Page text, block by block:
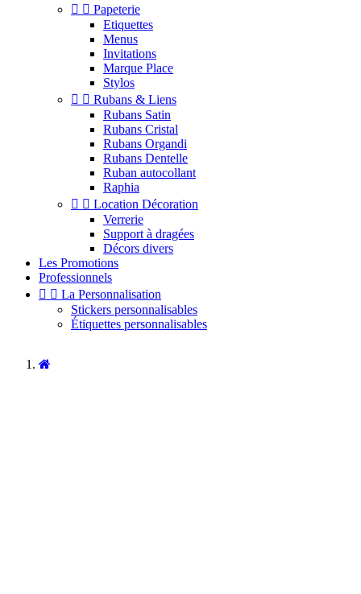
  Papeterie
Etiquettes
Menus
Invitations
Marque Place
Stylos
  Rubans & Liens
Rubans Satin
Rubans Cristal
Rubans Organdi
Rubans Dentelle
Ruban autocollant
Raphia
  Location Décoration
Verrerie
Support à dragées
Décors divers
Les Promotions
Professionnels
  La Personnalisation
Stickers personnalisables
Étiquettes personnalisables